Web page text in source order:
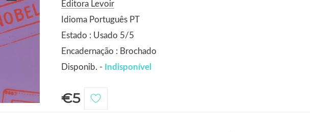
Editora Levoir
Idioma Português PT
Estado : Usado 5/5
Encadernação : Brochado
Disponib. - Indisponível
€5